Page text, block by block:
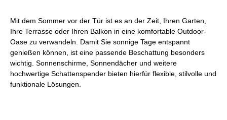
Mit dem Sommer vor der Tür ist es an der Zeit, Ihren Garten,
Ihre Terrasse oder Ihren Balkon in eine komfortable Outdoor-
Oase zu verwandeln. Damit Sie sonnige Tage entspannt
genießen können, ist eine passende Beschattung besonders
wichtig. Sonnenschirme, Sonnendächer und weitere
hochwertige Schattenspender bieten hierfür flexible, stilvolle und
funktionale Lösungen.